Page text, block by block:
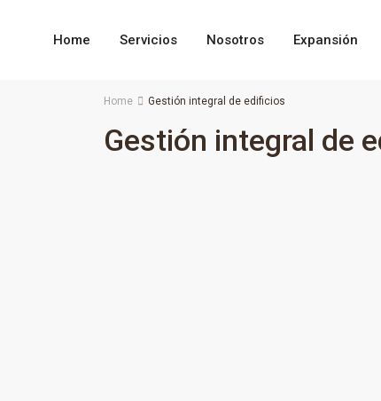
Home Servicios Nosotros Expansión
Home Gestión integral de edificios
Gestión integral de